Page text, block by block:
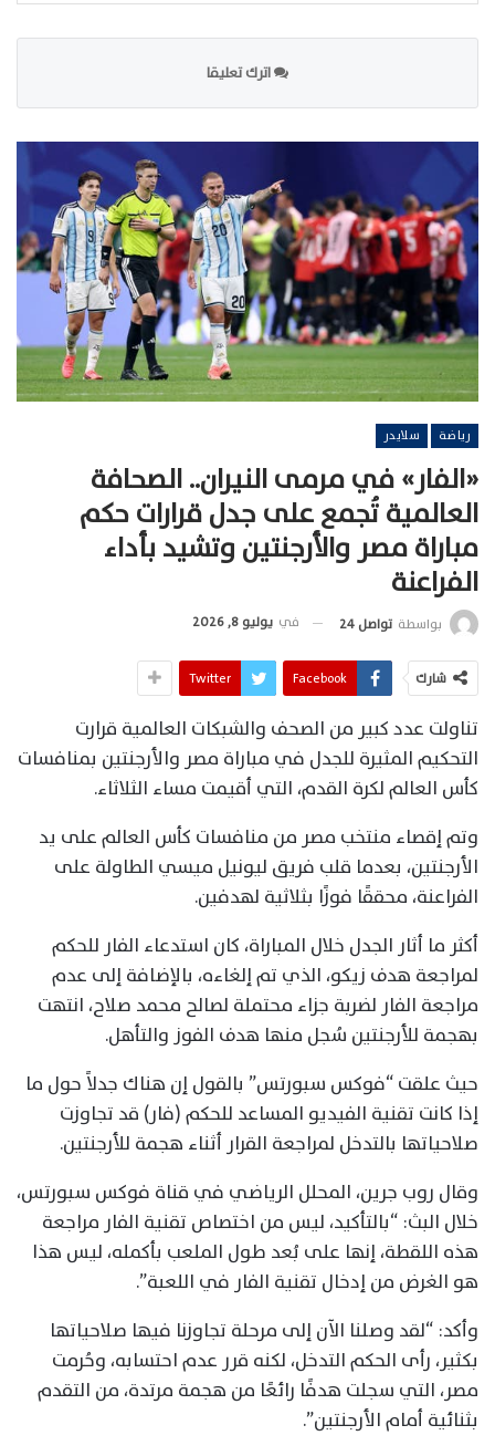
اترك تعليقا
رياضة سلايدر
«الفار» في مرمى النيران.. الصحافة
العالمية تُجمع على جدل قرارات حكم
مباراة مصر والأرجنتين وتشيد بأداء
الفراعنة
بواسطة تواصل 24 في يوليو 8, 2026
شارك Facebook
Twitter
تناولت عدد كبير من الصحف والشبكات العالمية قرارت
التحكيم المثيرة للجدل في مباراة مصر والأرجنتين بمنافسات
كأس العالم لكرة القدم، التي أقيمت مساء الثلاثاء.
وتم إقصاء منتخب مصر من منافسات كأس العالم على يد
الأرجنتين، بعدما قلب فريق ليونيل ميسي الطاولة على
الفراعنة، محققًا فوزًا بثلاثية لهدفين.
أكثر ما أثار الجدل خلال المباراة، كان استدعاء الفار للحكم
لمراجعة هدف زيكو، الذي تم إلغاءه، بالإضافة إلى عدم
مراجعة الفار لضربة جزاء محتملة لصالح محمد صلاح، انتهت
بهجمة للأرجنتين سُجل منها هدف الفوز والتأهل.
حيث علقت “فوكس سبورتس” بالقول إن هناك جدلاً حول ما
إذا كانت تقنية الفيديو المساعد للحكم (فار) قد تجاوزت
صلاحياتها بالتدخل لمراجعة القرار أثناء هجمة للأرجنتين.
وقال روب جرين، المحلل الرياضي في قناة فوكس سبورتس،
خلال البث: “بالتأكيد، ليس من اختصاص تقنية الفار مراجعة
هذه اللقطة، إنها على بُعد طول الملعب بأكمله، ليس هذا
هو الغرض من إدخال تقنية الفار في اللعبة”.
وأكد: “لقد وصلنا الآن إلى مرحلة تجاوزنا فيها صلاحياتها
بكثير، رأى الحكم التدخل، لكنه قرر عدم احتسابه، وحُرمت
مصر، التي سجلت هدفًا رائعًا من هجمة مرتدة، من التقدم
بثنائية أمام الأرجنتين”.